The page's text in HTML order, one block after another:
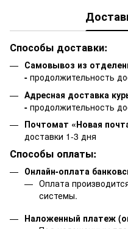
Способы доставки:
Самовывоз из
- продолжительность
Адресная доставка
- продолжительность
Почтомат «Новая
доставки 1-3 дня
Способы оплаты:
Онлайн-оплата
Оплата
системы.
Наложенный платеж